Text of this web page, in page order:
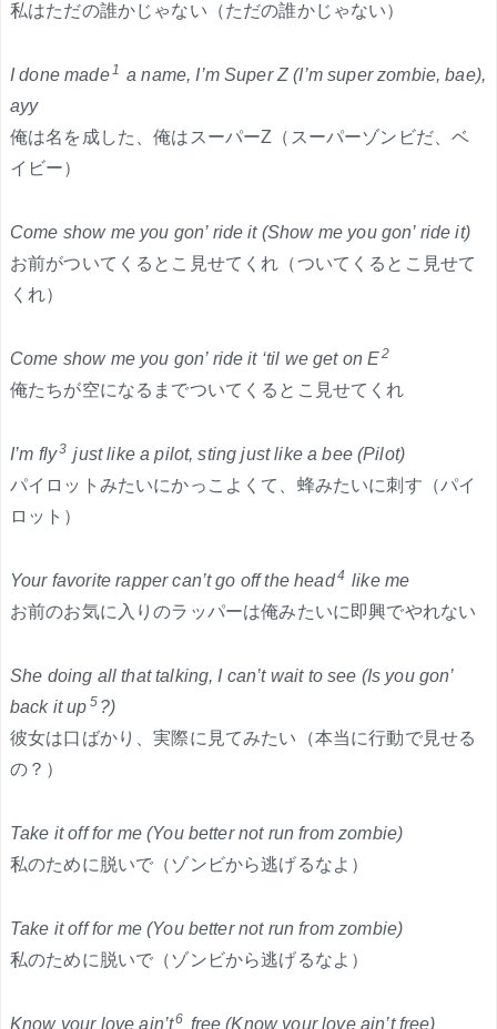
私はただの誰かじゃない（ただの誰かじゃない）
I done made1 a name, I’m Super Z (I’m super zombie, bae),
ayy
俺は名を成した、俺はスーパーZ（スーパーゾンビだ、ベ
イビー）
Come show me you gon’ ride it (Show me you gon’ ride it)
お前がついてくるとこ見せてくれ（ついてくるとこ見せて
くれ）
Come show me you gon’ ride it ‘til we get on E2
俺たちが空になるまでついてくるとこ見せてくれ
I’m fly3 just like a pilot, sting just like a bee (Pilot)
パイロットみたいにかっこよくて、蜂みたいに刺す（パイ
ロット）
Your favorite rapper can’t go off the head4 like me
お前のお気に入りのラッパーは俺みたいに即興でやれない
She doing all that talking, I can’t wait to see (Is you gon’
back it up 5 ?)
彼女は口ばかり、実際に見てみたい（本当に行動で見せる
の？）
Take it off for me (You better not run from zombie)
私のために脱いで（ゾンビから逃げるなよ）
Take it off for me (You better not run from zombie)
私のために脱いで（ゾンビから逃げるなよ）
Know your love ain’t6 free (Know your love ain’t free)